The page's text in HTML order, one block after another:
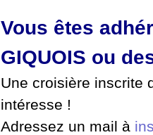
Vous êtes
GIQUOIS ou
Une croisière inscrite
intéresse !
Adressez un mail à